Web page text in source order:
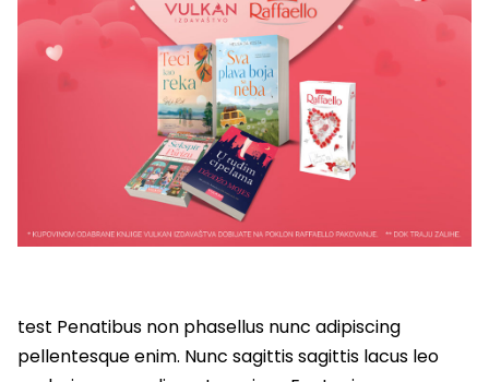
test Penatibus non phasellus nunc adipiscing
pellentesque enim. Nunc sagittis sagittis lacus leo